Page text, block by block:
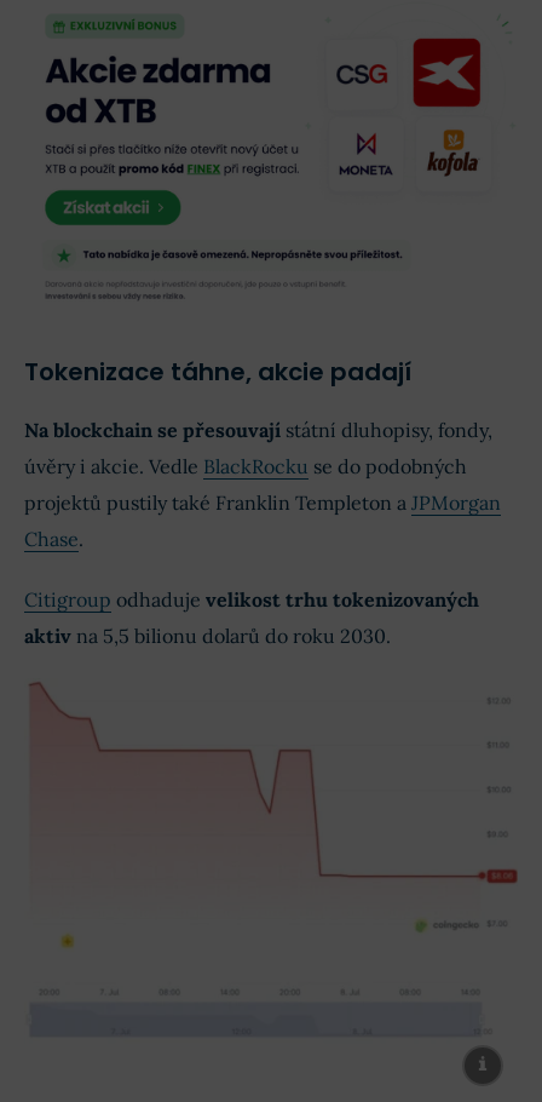
Tokenizace táhne, akcie padají
Na blockchain se přesouvají státní dluhopisy, fondy,
úvěry i akcie. Vedle BlackRocku se do podobných
projektů pustily také Franklin Templeton a JPMorgan
Chase.
Citigroup odhaduje velikost trhu tokenizovaných
aktiv na 5,5 bilionu dolarů do roku 2030.